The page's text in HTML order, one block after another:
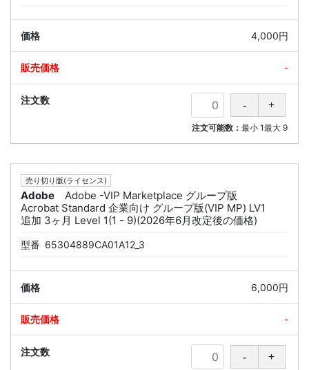
4,000円
-
注文可能数：最小 1最大 9
売り切り版(ライセンス)
Adobe
Adobe -VIP Marketplace グループ版
Acrobat Standard 企業向け グループ版(VIP MP) LV1
追加 3ヶ月 Level 1(1 - 9)(2026年6月改定後の価格)
型番 65304889CA01A12_3
6,000円
-